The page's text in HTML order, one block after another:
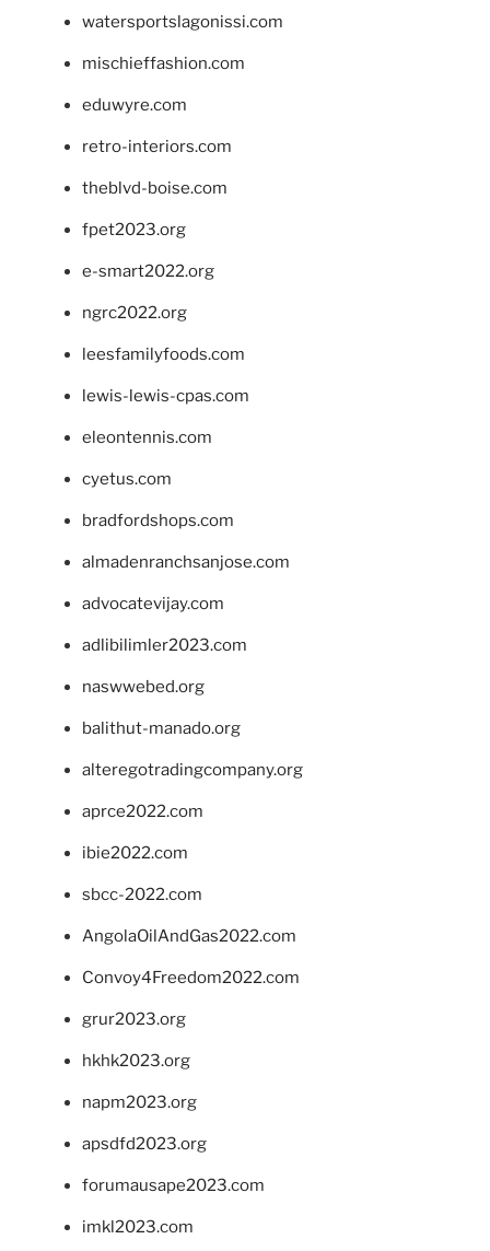
watersportslagonissi.com
mischieffashion.com
eduwyre.com
retro-interiors.com
theblvd-boise.com
fpet2023.org
e-smart2022.org
ngrc2022.org
leesfamilyfoods.com
lewis-lewis-cpas.com
eleontennis.com
cyetus.com
bradfordshops.com
almadenranchsanjose.com
advocatevijay.com
adlibilimler2023.com
naswwebed.org
balithut-manado.org
alteregotradingcompany.org
aprce2022.com
ibie2022.com
sbcc-2022.com
AngolaOilAndGas2022.com
Convoy4Freedom2022.com
grur2023.org
hkhk2023.org
napm2023.org
apsdfd2023.org
forumausape2023.com
imkl2023.com